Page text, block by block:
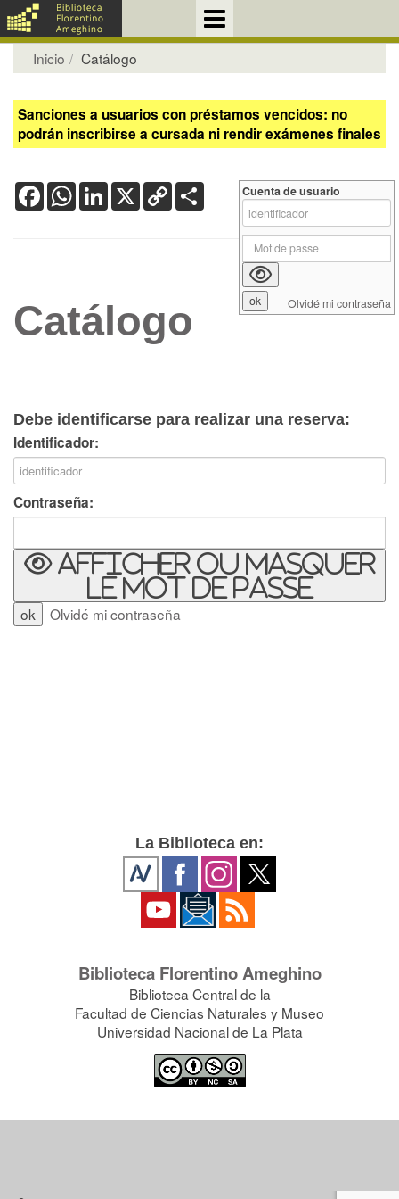
Inicio Catálogo
Sanciones a usuarios con préstamos vencidos: no
podrán inscribirse a cursada ni rendir exámenes finales
FacebookWhatsApp
LinkedIn
X Copy
Link
Catálogo
Debe identificarse para realizar una reserva:
Identificador:
Contraseña:
Afficher ou masquer
le mot de passe
Olvidé mi contraseña
Cuenta de usuario
Olvidé mi contraseña
La Biblioteca en:
Biblioteca Florentino Ameghino
Biblioteca Central de la
Facultad de Ciencias Naturales y Museo
Universidad Nacional de La Plata